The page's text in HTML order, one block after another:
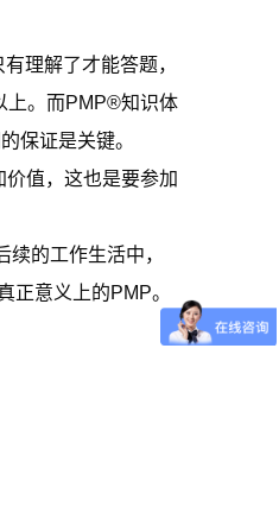
理解了才能答题，
上。而PMP®知识体
保证是关键。
值，这也是要参加
续的工作生活中，
正意义上的PMP。